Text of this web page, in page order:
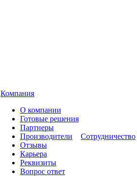
Компания
О компании
Готовые решения
Партнеры
Производители
Отзывы
Карьера
Реквизиты
Вопрос ответ
Сотрудничество